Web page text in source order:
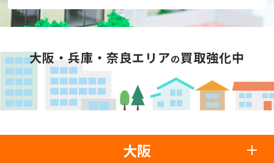
大阪・兵庫・奈良エリアの買取強化中
大阪